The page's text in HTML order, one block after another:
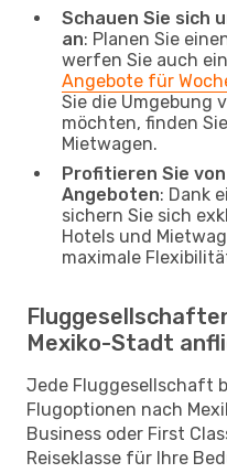
Schauen Sie sich
an: Planen Sie
werfen Sie auch
Angebote für
Sie die Umgebung
möchten, finden
Mietwagen.
Profitieren Sie
Angeboten: Dank
sichern Sie sich
Hotels und
maximale
Mexiko-Stadt
Jede Fluggesellschaft
Flugoptionen nach
Business oder First
Reiseklasse für Ihre